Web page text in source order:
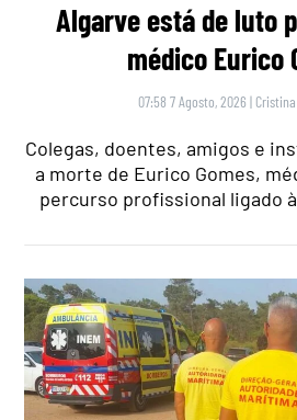
Algarve está de luto
médico Eurico
07:58 7 Agosto, 2026 |
Colegas, doentes, amigos e
a morte de Eurico Gomes,
percurso profissional ligado